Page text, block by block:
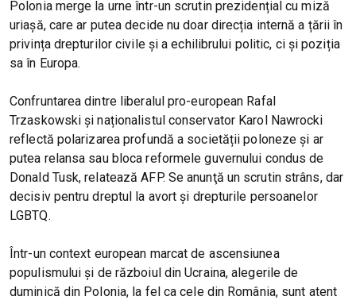
Polonia merge la urne într-un scrutin prezidențial cu miză
uriașă, care ar putea decide nu doar direcția internă a țării în
privința drepturilor civile și a echilibrului politic, ci și poziția
sa în Europa.
Confruntarea dintre liberalul pro-european Rafal
Trzaskowski și naționalistul conservator Karol Nawrocki
reflectă polarizarea profundă a societății poloneze și ar
putea relansa sau bloca reformele guvernului condus de
Donald Tusk, relatează AFP. Se anunţă un scrutin strâns, dar
decisiv pentru dreptul la avort şi drepturile persoanelor
LGBTQ.
Într-un context european marcat de ascensiunea
populismului și de războiul din Ucraina, alegerile de
duminică din Polonia, la fel ca cele din România, sunt atent